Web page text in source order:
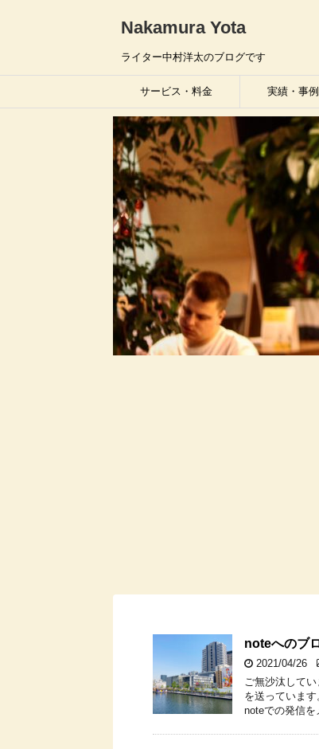
Nakamura Yota
ライター中村洋太のブログです
サービス・料金 実績・事
noteへのブ
2021/04/26
ご無沙汰して
を送っていま
noteでの発信